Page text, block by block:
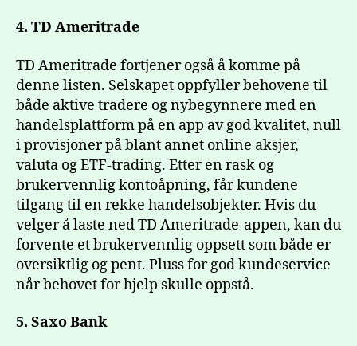
4. TD Ameritrade
TD Ameritrade fortjener også å komme på
denne listen. Selskapet oppfyller behovene til
både aktive tradere og nybegynnere med en
handelsplattform på en app av god kvalitet, null
i provisjoner på blant annet online aksjer,
valuta og ETF-trading. Etter en rask og
brukervennlig kontoåpning, får kundene
tilgang til en rekke handelsobjekter. Hvis du
velger å laste ned TD Ameritrade-appen, kan du
forvente et brukervennlig oppsett som både er
oversiktlig og pent. Pluss for god kundeservice
når behovet for hjelp skulle oppstå.
5. Saxo Bank